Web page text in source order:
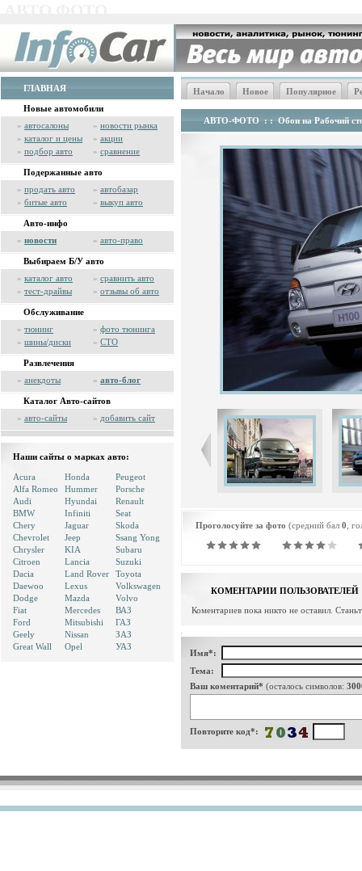
ГЛАВНАЯ
Новые автомобили
» автосалоны » новости рынка
» каталог и цены » акции
» подбор авто » сравнение
Подержанные авто
» продать авто » автобазар
» битые авто » выкуп авто
Авто-инфо
» новости » авто-право
Выбираем Б/У авто
» каталог авто » сравнить авто
» тест-драйвы » отзывы об авто
Обслуживание
» тюнинг » фото тюнинга
» шины/диски » СТО
Развлечения
» анекдоты » авто-блог
Каталог Авто-сайтов
» авто-сайты » добавить сайт
Наши сайты о марках авто:
Acura
Alfa Romeo
Audi
BMW
Chery
Chevrolet
Chrysler
Citroen
Dacia
Daewoo
Dodge
Fiat
Ford
Geely
Great Wall
Honda
Hummer
Hyundai
Infiniti
Jaguar
Jeep
KIA
Lancia
Land Rover
Lexus
Mazda
Mercedes
Mitsubishi
Nissan
Opel
Peugeot
Porsche
Renault
Seat
Skoda
Ssang Yong
Subaru
Suzuki
Toyota
Volkswagen
Volvo
ВАЗ
ГАЗ
ЗАЗ
УАЗ
Начало Новое Популярное
АВТО-ФОТО : : Обои на Рабочий
Проголосуйте за фото (средний бал 0 ,
КОМЕНТАРИИ ПОЛЬЗОВАТЕЛЕЙ
Коментариев пока никто не оставил.
Имя*:
Тема:
Ваш коментарий* (осталось символов:
Повторите код*: